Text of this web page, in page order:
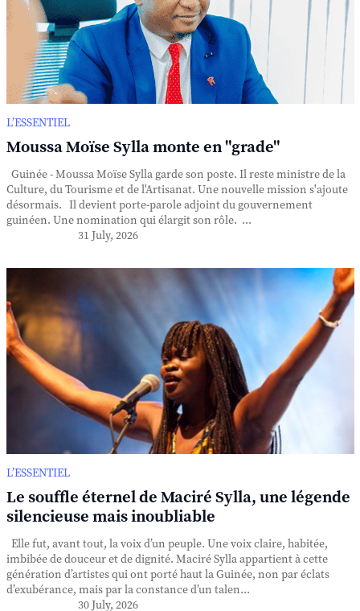
L’ESSENTIEL
Moussa Moïse Sylla monte en "grade"
Guinée - Moussa Moïse Sylla garde son poste. Il reste ministre de la
Culture, du Tourisme et de l'Artisanat. Une nouvelle mission s'ajoute
désormais. Il devient porte-parole adjoint du gouvernement
guinéen. Une nomination qui élargit son rôle. ...
31 July, 2026
L’ESSENTIEL
Le souffle éternel de Maciré Sylla, une légende
silencieuse mais inoubliable
Elle fut, avant tout, la voix d’un peuple. Une voix claire, habitée,
imbibée de douceur et de dignité. Maciré Sylla appartient à cette
génération d’artistes qui ont porté haut la Guinée, non par éclats
d’exubérance, mais par la constance d’un talen...
30 July, 2026